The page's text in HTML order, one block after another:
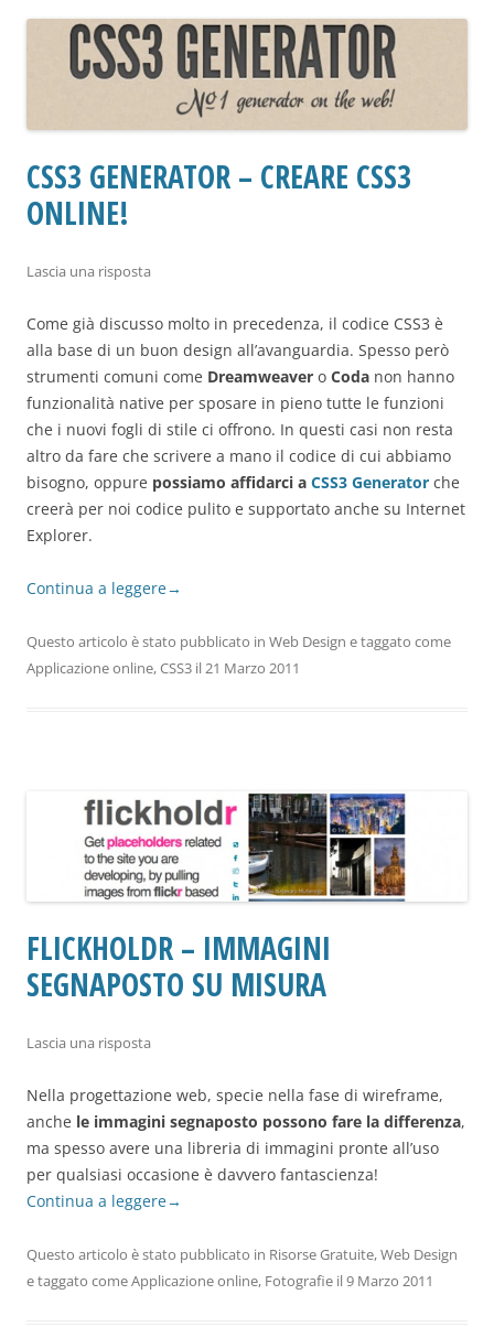
CSS3 GENERATOR – CREARE CSS3
ONLINE!
Lascia una risposta
Come già discusso molto in precedenza, il codice CSS3 è
alla base di un buon design all’avanguardia. Spesso però
strumenti comuni come Dreamweaver o Coda non hanno
funzionalità native per sposare in pieno tutte le funzioni
che i nuovi fogli di stile ci offrono. In questi casi non resta
altro da fare che scrivere a mano il codice di cui abbiamo
bisogno, oppure possiamo affidarci a CSS3 Generator che
creerà per noi codice pulito e supportato anche su Internet
Explorer.
Continua a leggere→
Questo articolo è stato pubblicato in Web Design e taggato come
Applicazione online,CSS3 il21 Marzo 2011
FLICKHOLDR – IMMAGINI
SEGNAPOSTO SU MISURA
Lascia una risposta
Nella progettazione web, specie nella fase di wireframe,
anche le immagini segnaposto possono fare la differenza,
ma spesso avere una libreria di immagini pronte all’uso
per qualsiasi occasione è davvero fantascienza!
Continua a leggere→
Questo articolo è stato pubblicato in Risorse Gratuite,Web Design
e taggato comeApplicazione online, Fotografie il9 Marzo 2011